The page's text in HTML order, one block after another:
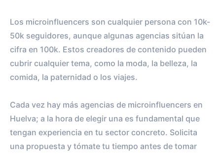
Los microinfluencers son cualquier persona con 10k-
50k seguidores, aunque algunas agencias sitúan la
cifra en 100k. Estos creadores de contenido pueden
cubrir cualquier tema, como la moda, la belleza, la
comida, la paternidad o los viajes.
Cada vez hay más agencias de microinfluencers en
Huelva; a la hora de elegir una es fundamental que
tengan experiencia en tu sector concreto. Solicita
una propuesta y tómate tu tiempo antes de tomar